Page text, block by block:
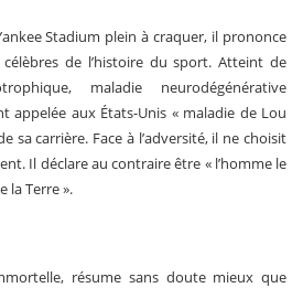
Stadium plein à craquer, il prononce
célèbres de l’histoire du sport. Atteint de
maladie neurodégénérative
appelée aux États-Unis « maladie de Lou
sa carrière. Face à l’adversité, il ne choisit
Il déclare au contraire être « l’homme le
la Terre ».
résume sans doute mieux que